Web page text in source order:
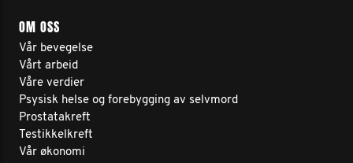
OM OSS
Vår bevegelse
Vårt arbeid
Våre verdier
Psysisk helse og forebygging av selvmord
Prostatakreft
Testikkelkreft
Vår økonomi